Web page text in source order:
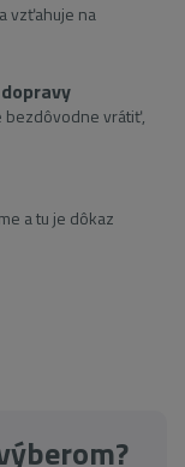
vzťahuje na
bezdôvodne vrátiť,
a tu je dôkaz